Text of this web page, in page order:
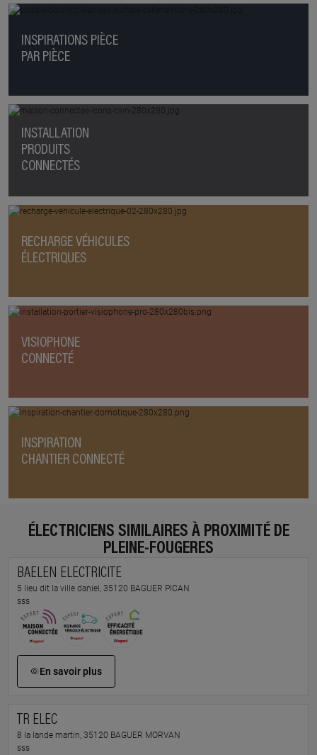
INSPIRATIONS PIÈCE
PAR PIÈCE
INSTALLATION
PRODUITS
CONNECTÉS
RECHARGE VÉHICULES
ÉLECTRIQUES
VISIOPHONE
CONNECTÉ
INSPIRATION
CHANTIER CONNECTÉ
ÉLECTRICIENS SIMILAIRES À PROXIMITÉ DE
PLEINE-FOUGERES
BAELEN ELECTRICITE
5 lieu dit la ville daniel, 35120 BAGUER PICAN
sss
En savoir plus
TR ELEC
8 la lande martin, 35120 BAGUER MORVAN
sss